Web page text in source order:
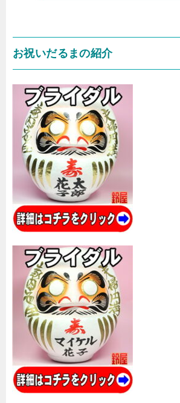
お祝いだるまの紹介